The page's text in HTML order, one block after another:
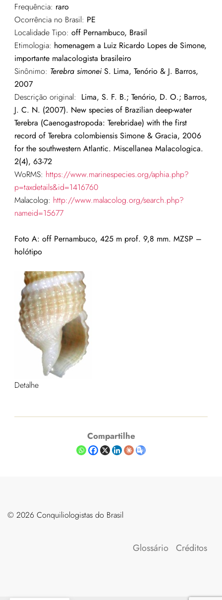
Frequência: raro
Ocorrência no Brasil: PE
Localidade Tipo: off Pernambuco, Brasil
Etimologia: homenagem a Luiz Ricardo Lopes de Simone,
importante malacologista brasileiro
Sinônimo: Terebra simoneiS. Lima, Tenório & J. Barros,
2007
Descrição original: Lima, S. F. B.; Tenório, D. O.; Barros,
J. C. N. (2007). New species of Brazilian deep-water
Terebra (Caenogastropoda: Terebridae) with the first
record of Terebra colombiensis Simone & Gracia, 2006
for the southwestern Atlantic. Miscellanea Malacologica.
2(4), 63-72
WoRMS: https://www.marinespecies.org/aphia.php?
p=taxdetails&id=1416760
Malacolog: http://www.malacolog.org/search.php?
nameid=15677
Foto A: off Pernambuco, 425 m prof. 9,8 mm. MZSP –
holótipo
Detalhe
Compartilhe
©️ 2026 Conquiliologistas do Brasil
Glossário Créditos